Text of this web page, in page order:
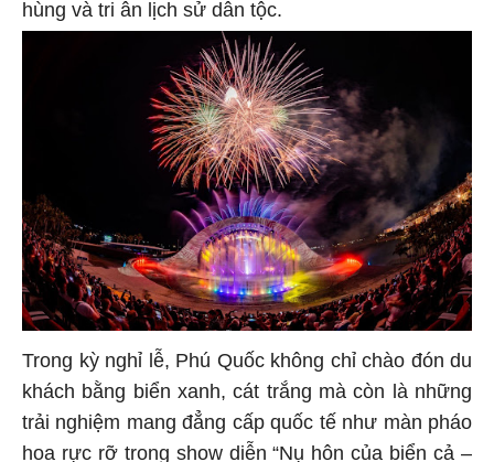
hùng và tri ân lịch sử dân tộc.
Trong kỳ nghỉ lễ, Phú Quốc không chỉ chào đón du
khách bằng biển xanh, cát trắng mà còn là những
trải nghiệm mang đẳng cấp quốc tế như màn pháo
hoa rực rỡ trong show diễn “Nụ hôn của biển cả –